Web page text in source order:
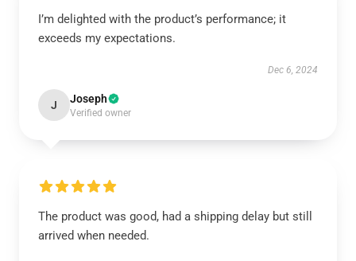
I’m delighted with the product’s performance; it
exceeds my expectations.
Dec 6, 2024
J Joseph
Verified owner
The product was good, had a shipping delay but still
arrived when needed.